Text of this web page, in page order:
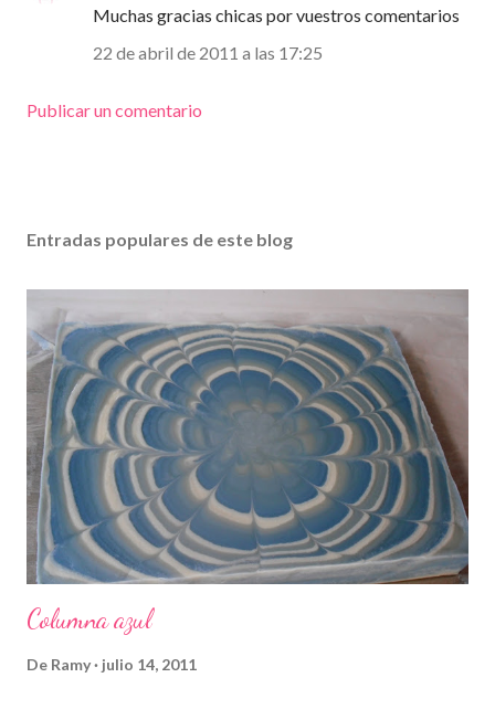
Muchas gracias chicas por vuestros comentarios
22 de abril de 2011 a las 17:25
Publicar un comentario
Entradas populares de este blog
Columna azul
De Ramy julio 14, 2011